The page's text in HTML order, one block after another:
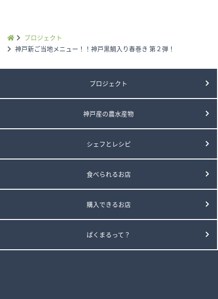
プロジェクト
神戸新ご当地メニュー！！ 神戸黒鯛入り春巻き 第２弾！
プロジェクト
神戸産の農水産物
シェフとレシピ
食べられるお店
購入できるお店
ぱくまるって？